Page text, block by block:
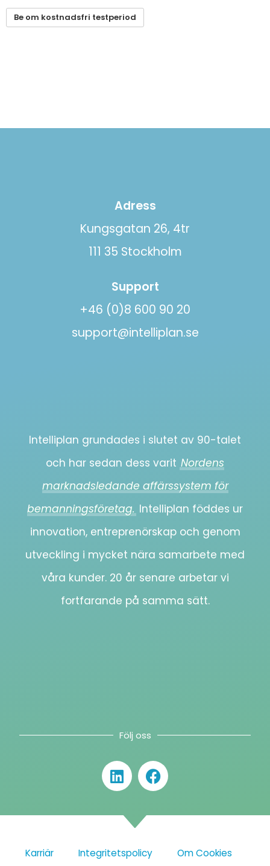
Be om kostnadsfri testperiod
Adress
Kungsgatan 26, 4tr
111 35 Stockholm
Support
+46 (0)8 600 90 20
support@intelliplan.se
Intelliplan grundades i slutet av 90-talet
och har sedan dess varit Nordens
marknadsledande affärssystem för
bemanningsföretag. Intelliplan föddes ur
innovation, entreprenörskap och genom
utveckling i mycket nära samarbete med
våra kunder. 20 år senare arbetar vi
fortfarande på samma sätt.
Följ oss
Karriär Integritetspolicy Om Cookies